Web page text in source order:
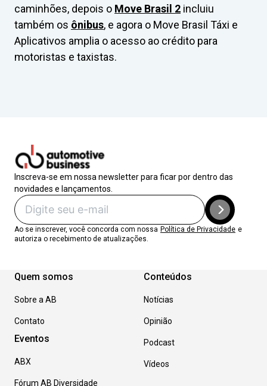
caminhões, depois o Move Brasil 2 incluiu
também os ônibus, e agora o Move Brasil Táxi e
Aplicativos amplia o acesso ao crédito para
motoristas e taxistas.
Inscreva-se em nossa newsletter para ficar por dentro das
novidades e lançamentos.
Ao se inscrever, você concorda com nossa Política de Privacidade e
autoriza o recebimento de atualizações.
Quem somos
Sobre a AB
Contato
Eventos
ABX
Fórum AB Diversidade
Conteúdos
Notícias
Opinião
Podcast
Vídeos